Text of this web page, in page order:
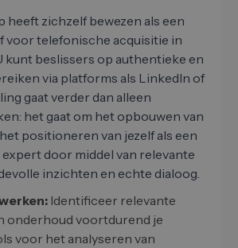
heeft zichzelf bewezen als een
voor telefonische acquisitie in
kunt beslissers op authentieke en
via platforms als LinkedIn of
gaat verder dan alleen
het gaat om het opbouwen van
positioneren van jezelf als een
door middel van relevante
inzichten en echte dialoog.
Identificeer relevante
onderhoud voortdurend je
voor het analyseren van